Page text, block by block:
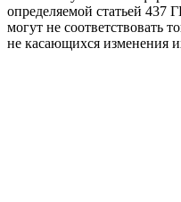
определяемой статьей
могут не соответствовать
не касающихся изменения